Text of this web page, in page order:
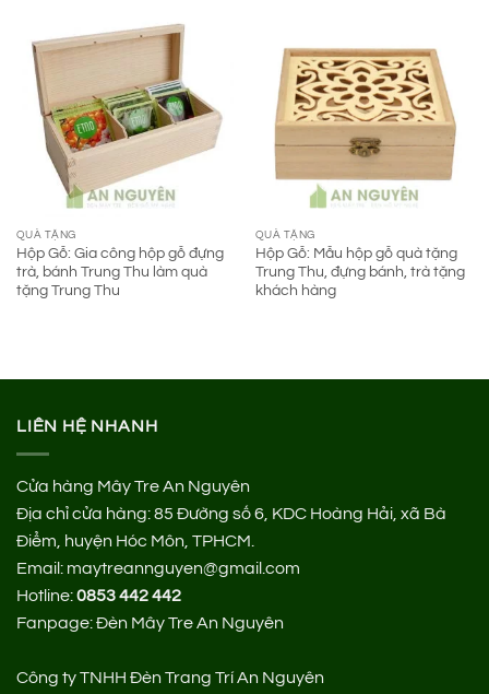
QUÀ TẶNG
Hộp Gỗ: Gia công hộp gỗ đựng
trà, bánh Trung Thu làm quà
tặng Trung Thu
QUÀ TẶNG
Hộp Gỗ: Mẫu hộp gỗ quà tặng
Trung Thu, đựng bánh, trà tặng
khách hàng
LIÊN HỆ NHANH
Cửa hàng Mây Tre An Nguyên
Địa chỉ cửa hàng:85 Đường số 6, KDC Hoàng Hải, xã Bà
Điểm, huyện Hóc Môn, TPHCM.
Email: maytreannguyen@gmail.com
Hotline:0853 442 442
Fanpage:Đèn Mây Tre An Nguyên
Công ty TNHH Đèn Trang Trí An Nguyên